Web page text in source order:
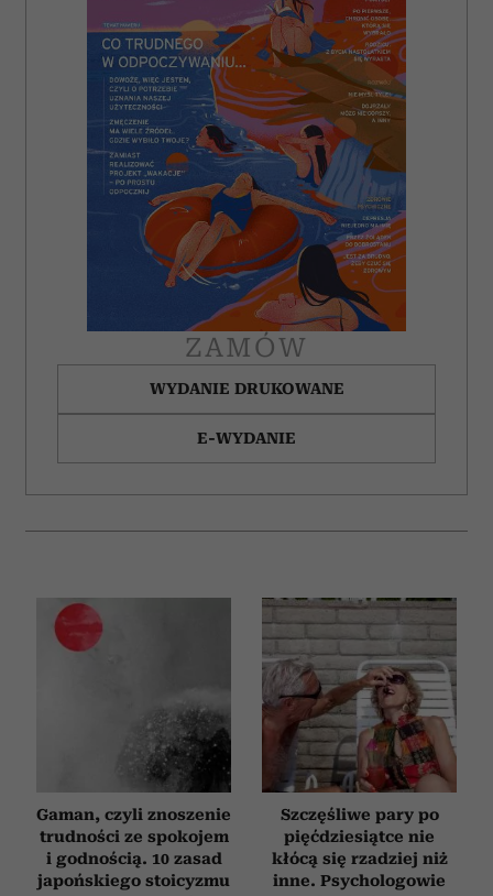
ZAMÓW
WYDANIE DRUKOWANE
E-WYDANIE
Gaman, czyli znoszenie
trudności ze spokojem
i godnością. 10 zasad
japońskiego stoicyzmu
Szczęśliwe pary po
pięćdziesiątce nie
kłócą się rzadziej niż
inne. Psychologowie